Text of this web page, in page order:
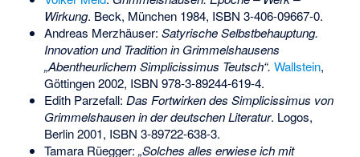
Wirkung. Beck, München 1984, ISBN 3-406-09667-0.
Andreas Merzhäuser: Satyrische Selbstbehauptung.
Innovation und Tradition in Grimmelshausens
„Abentheurlichem Simplicissimus Teutsch“. Wallstein,
Göttingen 2002, ISBN 978-3-89244-619-4.
Edith Parzefall: Das Fortwirken des Simplicissimus von
Grimmelshausen in der deutschen Literatur. Logos,
Berlin 2001, ISBN 3-89722-638-3.
Tamara Rüegger: „Solches alles erwiese ich mit